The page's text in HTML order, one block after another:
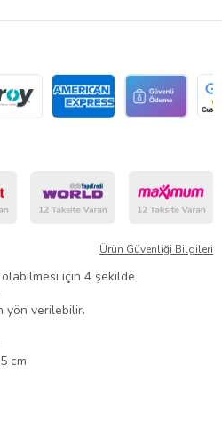
Ürün Güvenliği Bilgileri
için 4 şekilde
yön verilebilir.
cm